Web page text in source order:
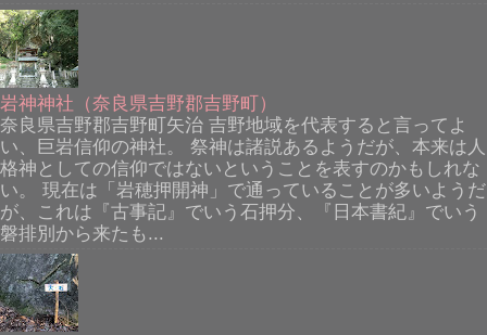
岩神神社（奈良県吉野郡吉野町）
奈良県吉野郡吉野町矢治 吉野地域を代表すると言ってよ
い、巨岩信仰の神社。 祭神は諸説あるようだが、本来は人
格神としての信仰ではないということを表すのかもしれな
い。 現在は「岩穂押開神」で通っていることが多いようだ
が、これは『古事記』でいう石押分、『日本書紀』でいう
磐排別から来たも...